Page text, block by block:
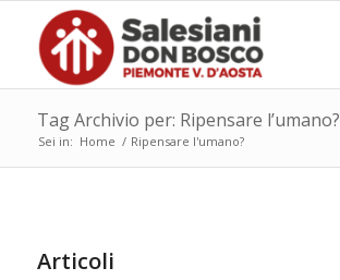
Tag Archivio per: Ripensare l’umano?
Sei in: Home / Ripensare l'umano?
Articoli